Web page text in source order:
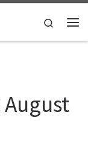
Search
August